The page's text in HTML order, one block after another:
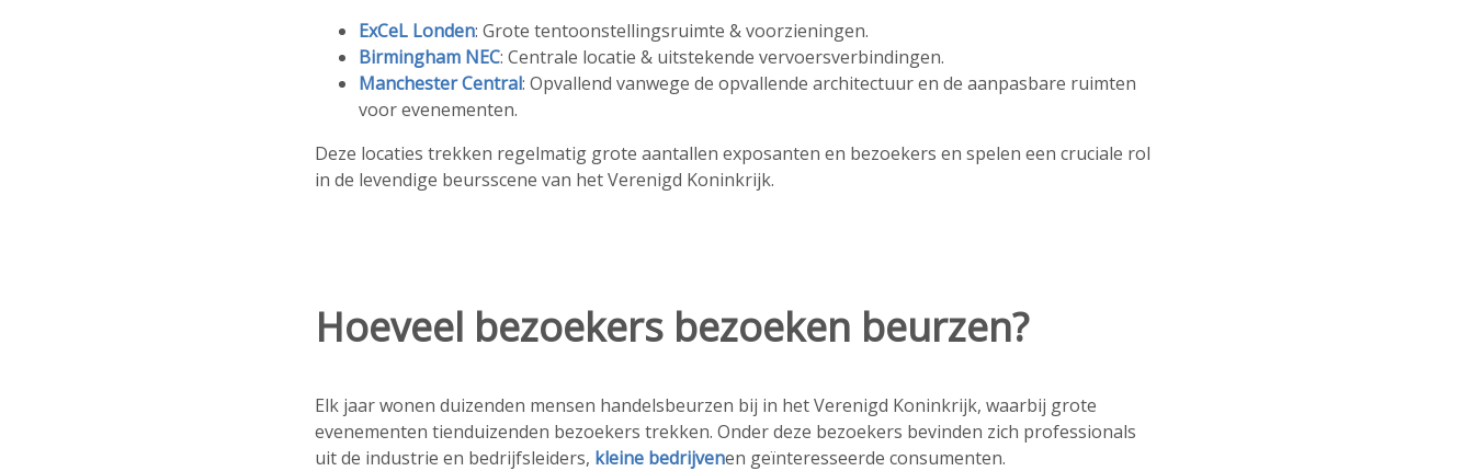
ExCeL Londen: Grote tentoonstellingsruimte & voorzieningen.
Birmingham NEC: Centrale locatie & uitstekende vervoersverbindingen.
Manchester Central: Opvallend vanwege de opvallende architectuur en de aanpasbare ruimten
voor evenementen.
Deze locaties trekken regelmatig grote aantallen exposanten en bezoekers en spelen een cruciale rol
in de levendige beursscene van het Verenigd Koninkrijk.
Hoeveel bezoekers bezoeken beurzen?
Elk jaar wonen duizenden mensen handelsbeurzen bij in het Verenigd Koninkrijk, waarbij grote
evenementen tienduizenden bezoekers trekken. Onder deze bezoekers bevinden zich professionals
uit de industrie en bedrijfsleiders, kleine bedrijvenen geïnteresseerde consumenten.